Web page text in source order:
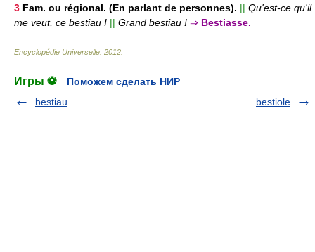
3 Fam. ou régional. (En parlant de personnes). || Qu'est-ce qu'il
me veut, ce bestiau ! || Grand bestiau ! ⇒ Bestiasse.
Encyclopédie Universelle 2012
Игры ⚽
Поможем сделать НИР
bestiau
bestiole